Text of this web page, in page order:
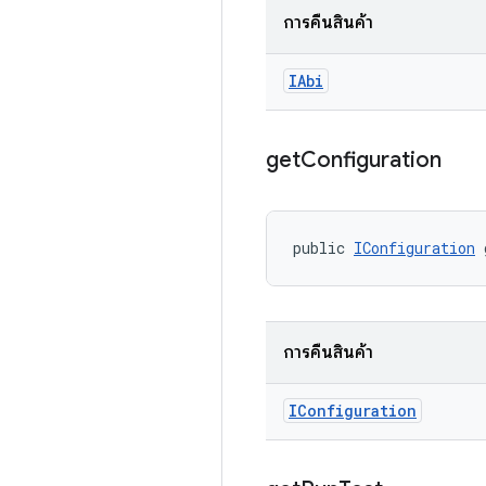
การคืนสินค้า
IAbi
getConfiguration
public IConfiguration
การคืนสินค้า
IConfiguration